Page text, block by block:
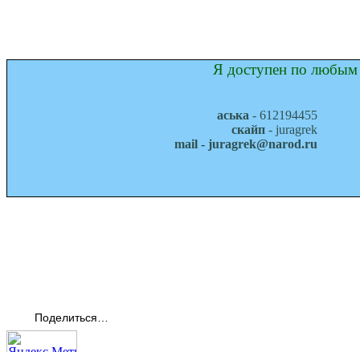
Я доступен по любым
аська - 612194455
скайп - juragrek
mail - juragrek@narod.ru
Поделиться…